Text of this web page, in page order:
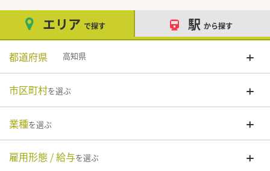
エリア で探す 駅 から探す
都道府県 高知県
市区町村を選ぶ
業種を選ぶ
雇用形態 / 給与を選ぶ